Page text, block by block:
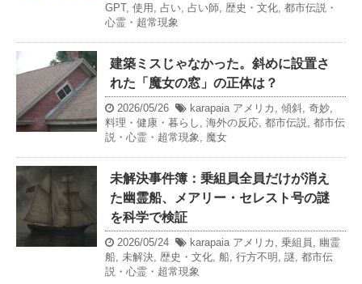
GPT, 使用 , 占い, 占い師, 歴史・文化, 都市伝説・
心霊・超常現象
建築ミスじゃなかった。斜めに設置さ
れた「魔女の窓」の正体は？
2026/05/26 karapaia アメリカ , 傾斜, 奇妙,
料理・健康・暮らし , 海外の反応, 都市伝説, 都市伝
説・心霊・超常現象, 魔女
未解決事件簿：乗組員全員だけが消え
た幽霊船、メアリー・セレスト号の謎
を科学で検証
2026/05/24 karapaia アメリカ , 乗組員 , 幽霊
船, 未解決, 歴史・文化, 船, 行方不明 , 謎, 都市伝
説・心霊・超常現象